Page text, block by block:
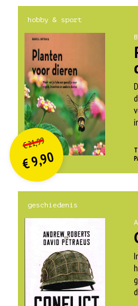
hobby & sport
€21,99O
orspr
onkelijke
prijs
was:
€ 21,99.
€9,90
Huidige
prijs
is:
€ 9,90.
geschiedenis